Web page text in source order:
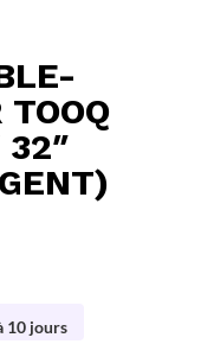
TOOQ
32″
10 jours